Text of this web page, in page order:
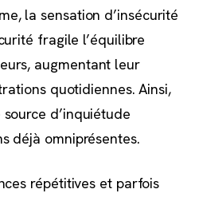
la sensation d’insécurité
fragile l’équilibre
augmentant leur
quotidiennes. Ainsi,
d’inquiétude
déjà omniprésentes.
répétitives et parfois